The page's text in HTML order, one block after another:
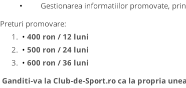
Gestionarea informatiilor promovate,
Preturi promovare:
400 ron / 12 luni
500 ron / 24 luni
600 ron / 36 luni
Ganditi-va la Club-de-Sport.ro ca la propria